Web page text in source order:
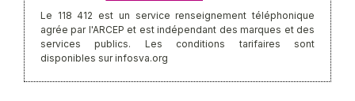
Le 118 412 est un service renseignement téléphonique
agrée par l'ARCEP et est indépendant des marques et des
services publics. Les conditions tarifaires sont
disponibles sur infosva.org